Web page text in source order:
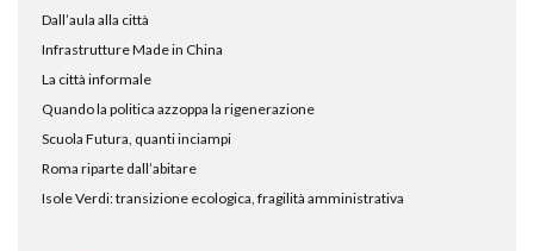
Dall’aula alla città
Infrastrutture Made in China
La città informale
Quando la politica azzoppa la rigenerazione
Scuola Futura, quanti inciampi
Roma riparte dall’abitare
Isole Verdi: transizione ecologica, fragilità amministrativa